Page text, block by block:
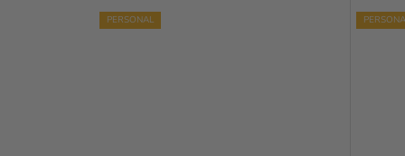
PERSONAL